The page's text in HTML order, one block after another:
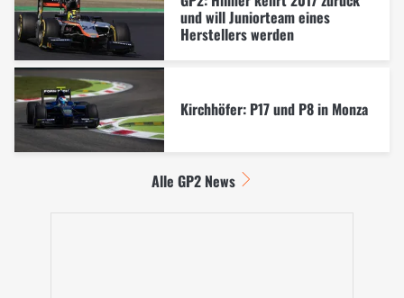
und will Juniorteam eines
Herstellers werden
Kirchhöfer: P17 und P8 in Monza
Alle GP2 News